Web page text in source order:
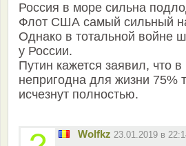
Россия в море сильна
Флот США самый сильный
Однако в тотальной войне
у России.
Путин кажется заявил, что
непригодна для жизни
исчезнут полностью.
Wolfkz 23.01.2019 в